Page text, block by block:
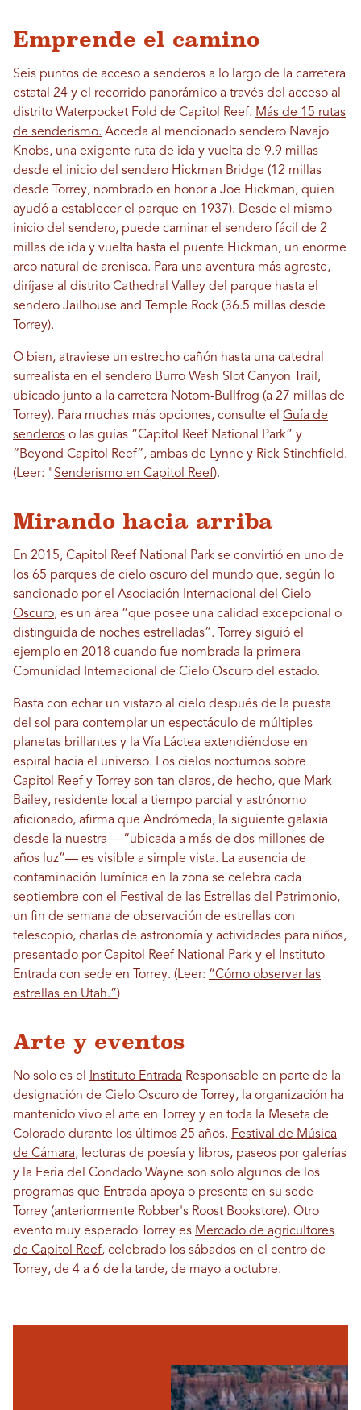
Emprende el camino
Seis puntos de acceso a senderos a lo largo de la carretera
estatal 24 y el recorrido panorámico a través del acceso al
distrito Waterpocket Fold de Capitol Reef. Más de 15 rutas
de senderismo. Acceda al mencionado sendero Navajo
Knobs, una exigente ruta de ida y vuelta de 9.9 millas
desde el inicio del sendero Hickman Bridge (12 millas
desde Torrey, nombrado en honor a Joe Hickman, quien
ayudó a establecer el parque en 1937). Desde el mismo
inicio del sendero, puede caminar el sendero fácil de 2
millas de ida y vuelta hasta el puente Hickman, un enorme
arco natural de arenisca. Para una aventura más agreste,
diríjase al distrito Cathedral Valley del parque hasta el
sendero Jailhouse and Temple Rock (36.5 millas desde
Torrey).
O bien, atraviese un estrecho cañón hasta una catedral
surrealista en el sendero Burro Wash Slot Canyon Trail,
ubicado junto a la carretera Notom-Bullfrog (a 27 millas de
Torrey). Para muchas más opciones, consulte el Guía de
senderos o las guías “Capitol Reef National Park” y
“Beyond Capitol Reef”, ambas de Lynne y Rick Stinchfield.
(Leer: "Senderismo en Capitol Reef).
Mirando hacia arriba
En 2015, Capitol Reef National Park se convirtió en uno de
los 65 parques de cielo oscuro del mundo que, según lo
sancionado por el Asociación Internacional del Cielo
Oscuro, es un área “que posee una calidad excepcional o
distinguida de noches estrelladas”. Torrey siguió el
ejemplo en 2018 cuando fue nombrada la primera
Comunidad Internacional de Cielo Oscuro del estado.
Basta con echar un vistazo al cielo después de la puesta
del sol para contemplar un espectáculo de múltiples
planetas brillantes y la Vía Láctea extendiéndose en
espiral hacia el universo. Los cielos nocturnos sobre
Capitol Reef y Torrey son tan claros, de hecho, que Mark
Bailey, residente local a tiempo parcial y astrónomo
aficionado, afirma que Andrómeda, la siguiente galaxia
desde la nuestra —“ubicada a más de dos millones de
años luz”— es visible a simple vista. La ausencia de
contaminación lumínica en la zona se celebra cada
septiembre con el
Festival de las Estrellas del Patrimonio,
un fin de semana de observación de estrellas con
telescopio, charlas de astronomía y actividades para niños,
presentado por Capitol Reef National Park y el Instituto
Entrada con sede en Torrey. (Leer: “Cómo observar las
estrellas en Utah.”)
Arte y eventos
No solo es el Instituto Entrada Responsable en parte de la
designación de Cielo Oscuro de Torrey, la organización ha
mantenido vivo el arte en Torrey y en toda la Meseta de
Colorado durante los últimos 25 años. Festival de Música
de Cámara, lecturas de poesía y libros, paseos por galerías
y la Feria del Condado Wayne son solo algunos de los
programas que Entrada apoya o presenta en su sede
Torrey (anteriormente Robber's Roost Bookstore). Otro
evento muy esperado Torrey es Mercado de agricultores
de Capitol Reef, celebrado los sábados en el centro de
Torrey, de 4 a 6 de la tarde, de mayo a octubre.